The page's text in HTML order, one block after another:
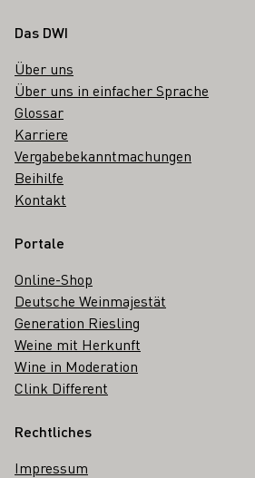
Fußbereich
Das DWI
Über uns
Über uns in einfacher Sprache
Glossar
Karriere
Vergabebekanntmachungen
Beihilfe
Kontakt
Portale
Online-Shop
Deutsche Weinmajestät
Generation Riesling
Weine mit Herkunft
Wine in Moderation
Clink Different
Rechtliches
Impressum